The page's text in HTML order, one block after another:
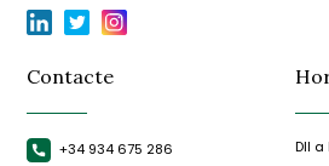
Contacte
+34 934 675 286 Dll a